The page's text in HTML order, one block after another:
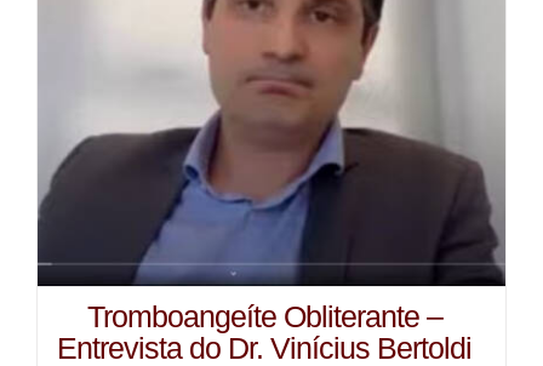
Tromboangeíte Obliterante –
Entrevista do Dr. Vinícius Bertoldi